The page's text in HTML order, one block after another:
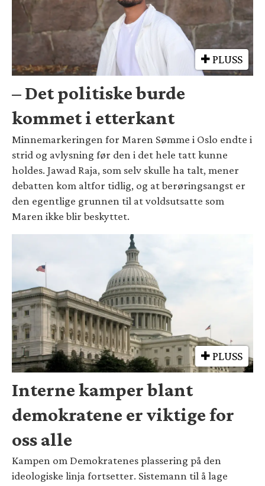
PLUSS
– Det politiske burde
kommet i etterkant
Minnemarkeringen for Maren Sømme i Oslo endte i
strid og avlysning før den i det hele tatt kunne
holdes. Jawad Raja, som selv skulle ha talt, mener
debatten kom altfor tidlig, og at berøringsangst er
den egentlige grunnen til at voldsutsatte som
Maren ikke blir beskyttet.
PLUSS
Interne kamper blant
demokratene er viktige for
oss alle
Kampen om Demokratenes plassering på den
ideologiske linja fortsetter. Sistemann til å lage